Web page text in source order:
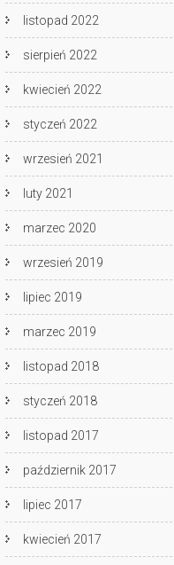
listopad 2022
sierpień 2022
kwiecień 2022
styczeń 2022
wrzesień 2021
luty 2021
marzec 2020
wrzesień 2019
lipiec 2019
marzec 2019
listopad 2018
styczeń 2018
listopad 2017
październik 2017
lipiec 2017
kwiecień 2017